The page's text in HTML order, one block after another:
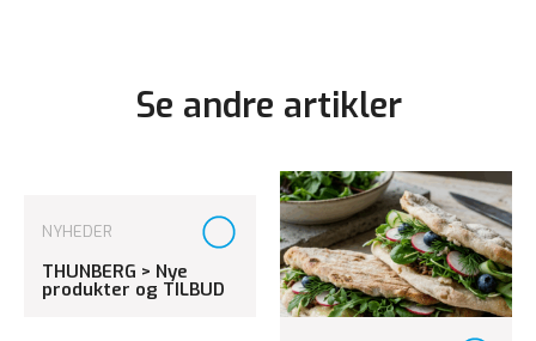
Se andre artikler
NYHEDER
THUNBERG > Nye
produkter og TILBUD